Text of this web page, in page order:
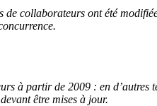
de collaborateurs ont été
à partir de 2009 : en
être mises à jour.